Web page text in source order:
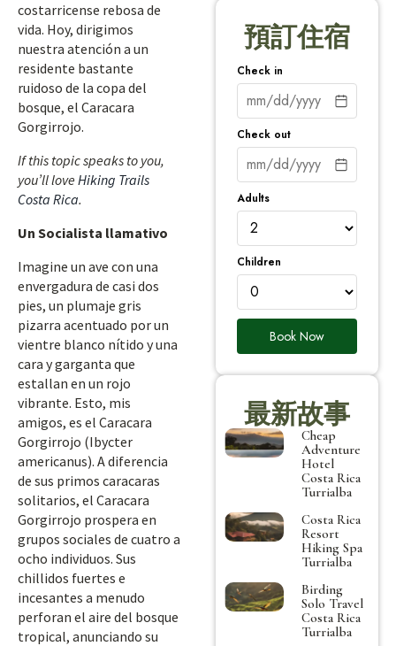
costarricense rebosa de
vida. Hoy, dirigimos
nuestra atención a un
residente bastante
ruidoso de la copa del
bosque, el Caracara
Gorgirrojo.
If this topic speaks to you,
you’ll love Hiking Trails
Costa Rica.
Un Socialista llamativo
Imagine un ave con una
envergadura de casi dos
pies, un plumaje gris
pizarra acentuado por un
vientre blanco nítido y una
cara y garganta que
estallan en un rojo
vibrante. Esto, mis
amigos, es el Caracara
Gorgirrojo (Ibycter
americanus). A diferencia
de sus primos caracaras
solitarios, el Caracara
Gorgirrojo prospera en
grupos sociales de cuatro a
ocho individuos. Sus
chillidos fuertes e
incesantes a menudo
perforan el aire del bosque
tropical, anunciando su
預訂住宿
Check in
Check out
Adults
Children
Book Now
最新故事
Cheap
Adventure
Hotel
Costa Rica
Turrialba
Costa Rica
Resort
Hiking Spa
Turrialba
Birding
Solo Travel
Costa Rica
Turrialba